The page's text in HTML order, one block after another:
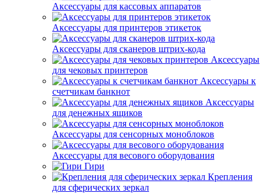
Аксессуары для кассовых аппаратов
Аксессуары для принтеров этикеток
Аксессуары для сканеров штрих-кода
Аксессуары
для чековых принтеров
Аксессуары к
счетчикам банкнот
Аксессуары
для денежных ящиков
Аксессуары для сенсорных моноблоков
Аксессуары для весового оборудования
Гири
Крепления
для сферических зеркал